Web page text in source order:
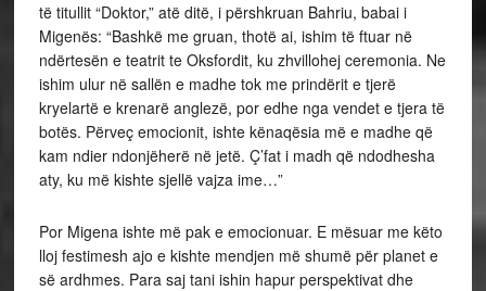
të titullit “Doktor,” atë ditë, i përshkruan Bahriu, babai i
Migenës: “Bashkë me gruan, thotë ai, ishim të ftuar në
ndërtesën e teatrit te Oksfordit, ku zhvillohej ceremonia. Ne
ishim ulur në sallën e madhe tok me prindërit e tjerë
kryelartë e krenarë anglezë, por edhe nga vendet e tjera të
botës. Përveç emocionit, ishte kënaqësia më e madhe që
kam ndier ndonjëherë në jetë. Ç’fat i madh që ndodhesha
aty, ku më kishte sjellë vajza ime…”
Por Migena ishte më pak e emocionuar. E mësuar me këto
lloj festimesh ajo e kishte mendjen më shumë për planet e
së ardhmes. Para saj tani ishin hapur perspektivat dhe